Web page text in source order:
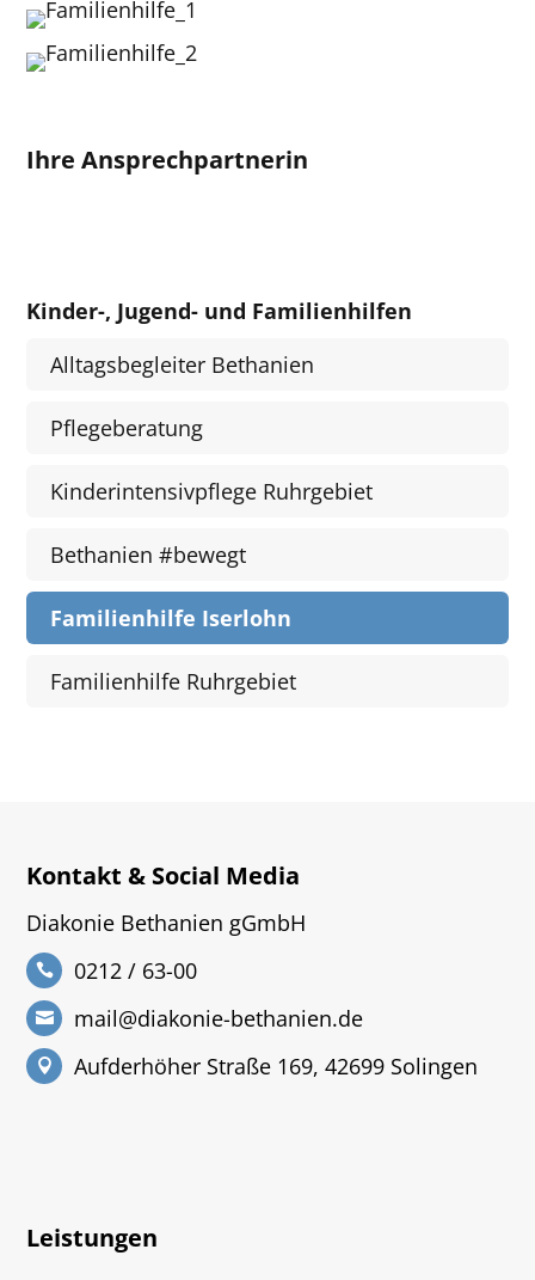
Ihre Ansprechpartnerin
Kinder-, Jugend- und Familienhilfen
Alltagsbegleiter Bethanien
Pflegeberatung
Kinderintensivpflege Ruhrgebiet
Bethanien #bewegt
Familienhilfe Iserlohn
Familienhilfe Ruhrgebiet
Kontakt & Social Media
Diakonie Bethanien gGmbH
0212 / 63-00
mail@diakonie-bethanien.de
Aufderhöher Straße 169, 42699 Solingen
Leistungen